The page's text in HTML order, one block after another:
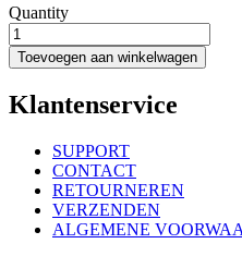
Quantity
Mini-
Z
RWD
Corvette
aantal
Toevoegen aan winkelwagen
Klantenservice
SUPPORT
CONTACT
RETOURNEREN
VERZENDEN
ALGEMENE